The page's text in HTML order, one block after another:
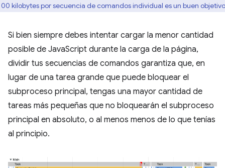
kilobytes por secuencia de comandos individual es un buen
Si bien siempre debes intentar cargar la menor cantidad
posible de JavaScript durante la carga de la página,
dividir tus secuencias de comandos garantiza que, en
lugar de una tarea grande que puede bloquear el
subproceso principal, tengas una mayor cantidad de
tareas más pequeñas que no bloquearán el subproceso
principal en absoluto, o al menos menos de lo que tenías
al principio.